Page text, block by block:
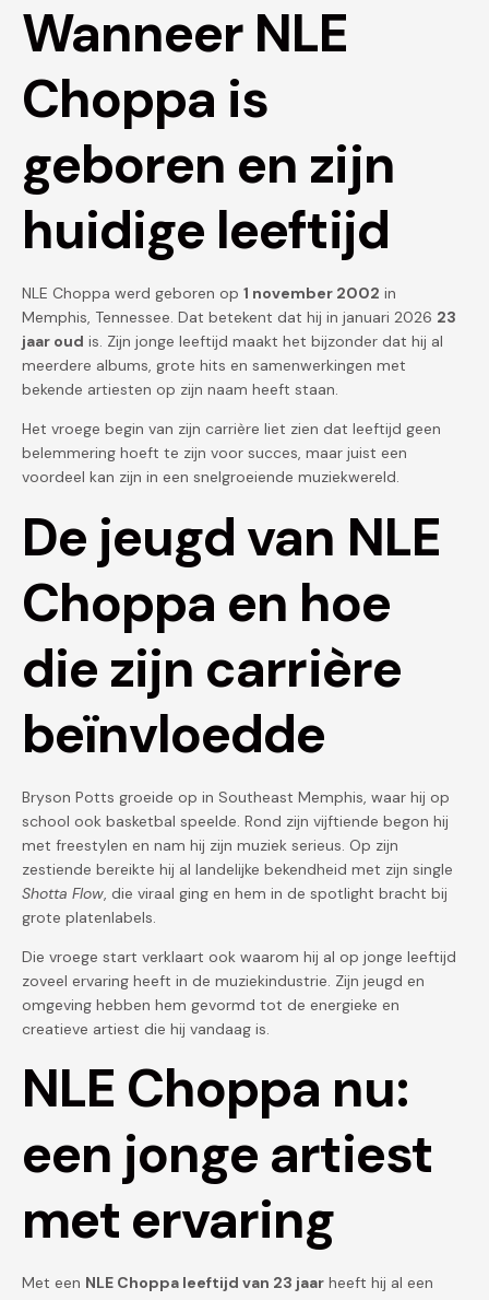
Wanneer NLE
Choppa is
geboren en zijn
huidige leeftijd
NLE Choppa werd geboren op 1 november 2002 in
Memphis, Tennessee. Dat betekent dat hij in januari 2026 23
jaar oud is. Zijn jonge leeftijd maakt het bijzonder dat hij al
meerdere albums, grote hits en samenwerkingen met
bekende artiesten op zijn naam heeft staan.
Het vroege begin van zijn carrière liet zien dat leeftijd geen
belemmering hoeft te zijn voor succes, maar juist een
voordeel kan zijn in een snelgroeiende muziekwereld.
De jeugd van NLE
Choppa en hoe
die zijn carrière
beïnvloedde
Bryson Potts groeide op in Southeast Memphis, waar hij op
school ook basketbal speelde. Rond zijn vijftiende begon hij
met freestylen en nam hij zijn muziek serieus. Op zijn
zestiende bereikte hij al landelijke bekendheid met zijn single
Shotta Flow , die viraal ging en hem in de spotlight bracht bij
grote platenlabels.
Die vroege start verklaart ook waarom hij al op jonge leeftijd
zoveel ervaring heeft in de muziekindustrie. Zijn jeugd en
omgeving hebben hem gevormd tot de energieke en
creatieve artiest die hij vandaag is.
NLE Choppa nu:
een jonge artiest
met ervaring
Met een NLE Choppa leeftijd van 23 jaar heeft hij al een